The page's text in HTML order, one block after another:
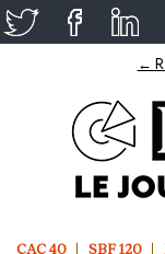
←
CAC 40 SBF 120